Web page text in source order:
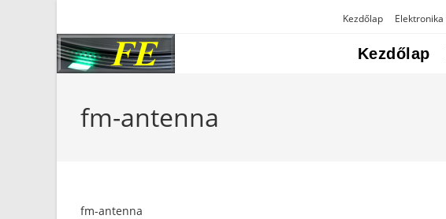
Kezdőlap Elektronika
Kezdőlap
fm-antenna
fm-antenna